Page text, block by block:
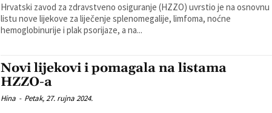
Hrvatski zavod za zdravstveno osiguranje (HZZO) uvrstio je na osnovnu
listu nove lijekove za liječenje splenomegalije, limfoma, noćne
hemoglobinurije i plak psorijaze, a na...
Novi lijekovi i pomagala na listama
HZZO-a
Hina - Petak, 27. rujna 2024.